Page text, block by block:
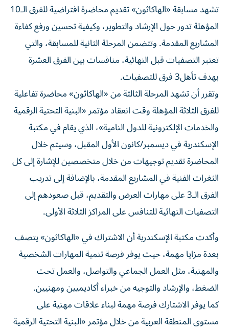
تشهد مسابقة «الهاكاثون» تقديم محاضرة افتراضية للفرق الـ10
المؤهلة تدور حول الإرشاد والتطوير، وكيفية تحسين ورفع كفاءة
المشاريع المقدمة. وتتضمن المرحلة الثانية للمسابقة، والتي
تعتبر التصفيات قبل النهائية، منافسات بين الفرق العشرة
بهدف تأهل3 فرق للتصفيات.
وتقرر أن تشهد المرحلة الثالثة من «الهاكاثون» محاضرة تفاعلية
للفرق الثلاثة المؤهلة وقت انعقاد مؤتمر «البنية التحتية الرقمية
والخدمات الإلكترونية للدول النامية»، الذي يقام في مكتبة
الإسكندرية في ديسمبر/كانون الأول المقبل، وسيتم خلال
المحاضرة تقديم توجيهات من خلال متخصصين للإشارة إلى كل
الثغرات الفنية في المشاريع المقدمة، بالإضافة إلى تدريب
الفرق الـ3 على مهارات العرض والتقديم، قبل صعودهم إلى
التصفيات النهائية للتنافس على المراكز الثلاثة الأولى.
وأكدت مكتبة الإسكندرية أن الاشتراك في «الهاكاثون» يتصف
بعدة مزايا مهمة، حيث يوفر فرصة تنمية المهارات الشخصية
والمهنية، مثل العمل الجماعي والتواصل، والعمل تحت
الضغط، والإرشاد والتوجيه من خبراء أكاديميين ومهنيين.
كما يوفر الاشتارك فرصة مهمة لبناء علاقات مهنية على
مستوى المنطقة العربية من خلال مؤتمر «البنية التحتية الرقمية